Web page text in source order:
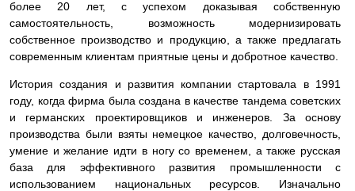
более 20 лет, с успехом доказывая собственную
самостоятельность, возможность модернизировать
собственное производство и продукцию, а также предлагать
современным клиентам приятные цены и добротное качество.
История создания и развития компании стартовала в 1991
году, когда фирма была создана в качестве тандема советских
и германских проектировщиков и инженеров. За основу
производства были взяты немецкое качество, долговечность,
умение и желание идти в ногу со временем, а также русская
база для эффективного развития промышленности с
использованием национальных ресурсов. Изначально